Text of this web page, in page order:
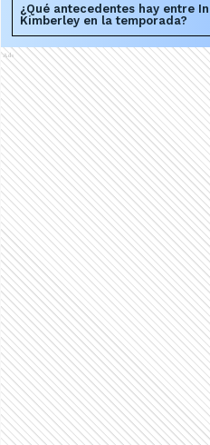
¿Qué antecedentes hay entre
Kimberley en la temporada?
Ads